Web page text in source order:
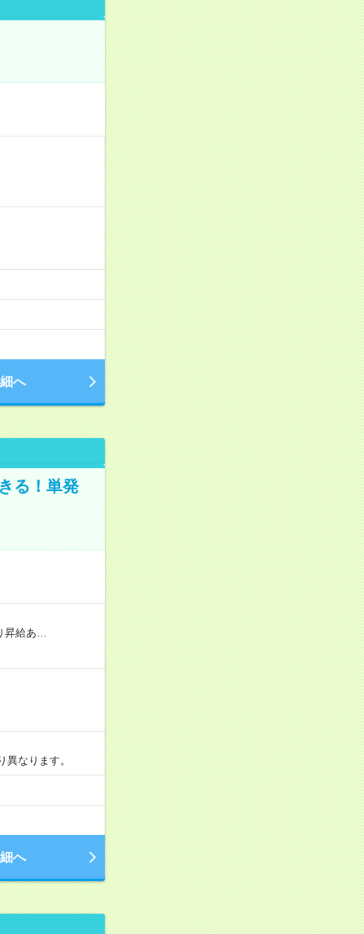
へ
る！単発
給あ…
なります。
へ